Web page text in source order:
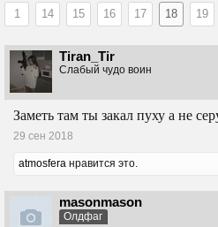
1 14 15 16 17 18 19
Tiran_Tir
Слабый чудо воин
Заметь там ты закал пуху а не
29 сен 2018
atmosfera нравится это.
masonmason
Олдфаг